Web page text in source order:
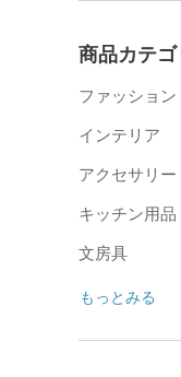
商品カテ
ファッション
インテリア
アクセサリ
キッチン用品
文房具
もっとみる